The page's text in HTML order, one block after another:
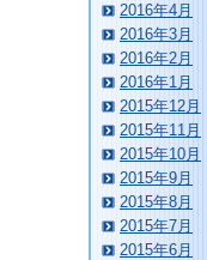
2016年4月
2016年3月
2016年2月
2016年1月
2015年12月
2015年11月
2015年10月
2015年9月
2015年8月
2015年7月
2015年6月